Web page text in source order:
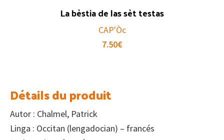
La bèstia de las sèt testas
CAP'Òc
7.50€
Détails du produit
Autor : Chalmel, Patrick
Linga : Occitan (lengadocian) – francés